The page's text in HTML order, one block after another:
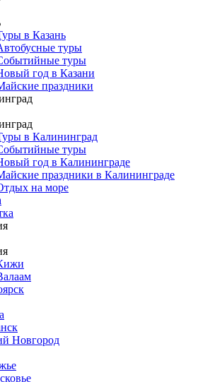
в Казань
туры
туры
год в Казани
праздники
в Калининград
туры
год в Калининграде
праздники в Калининграде
на море
Новгород